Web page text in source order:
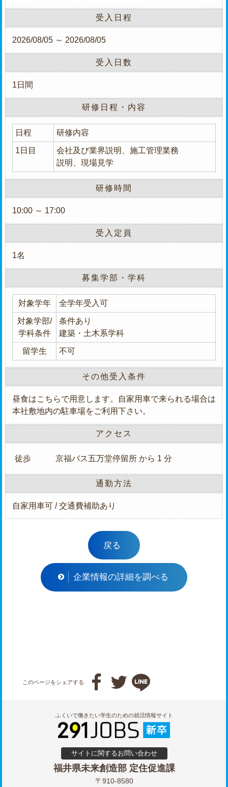
受入日程
2026/08/05 ～ 2026/08/05
受入日数
1日間
研修日程・内容
日程 研修内容
1日目
会社及び業界説明、施工管理業務
説明、現場見学
研修時間
10:00 ～ 17:00
受入定員
1名
募集学部・学科
対象学年 全学年受入可
対象学部/
学科条件
条件あり
建築・土木系学科
留学生 不可
その他受入条件
昼食はこちらで用意します。自家用車で来られる場合は
本社敷地内の駐車場をご利用下さい。
アクセス
徒歩 京福バス五万堂停留所 から 1 分
通勤方法
自家用車可 / 交通費補助あり
戻る
企業情報の詳細を調べる
このページをシェアする   
ふくいで働きたい学生のための就活情報サイト
サイトに関するお問い合わせ
福井県未来創造部 定住促進課
〒910-8580